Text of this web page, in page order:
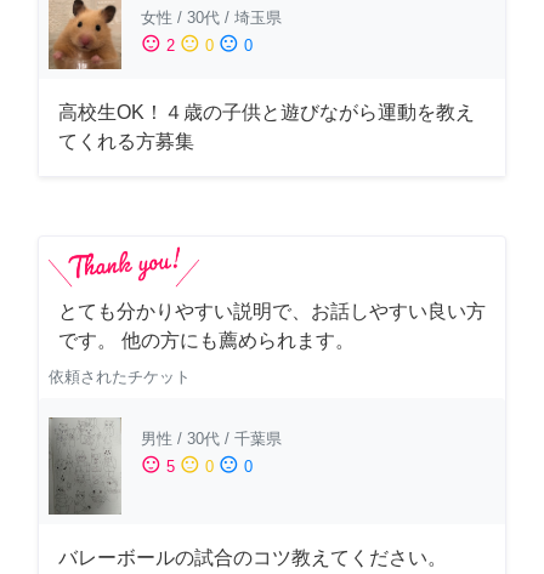
女性 / 30代 / 埼玉県
sentiment_satisfied 2 sentiment_neutral 0 sentiment_dissatisfied 0
高校生OK！４歳の子供と遊びながら運動を教え
てくれる方募集
とても分かりやすい説明で、お話しやすい良い方
です。 他の方にも薦められます。
依頼されたチケット
男性 / 30代 / 千葉県
sentiment_satisfied 5 sentiment_neutral 0 sentiment_dissatisfied 0
バレーボールの試合のコツ教えてください。